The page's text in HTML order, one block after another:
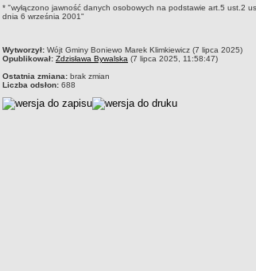
* "wyłączono jawność danych osobowych na podstawie art.5 ust.2
dnia 6 września 2001"
metryczka
Wytworzył: Wójt Gminy Boniewo Marek Klimkiewicz (7 lipca 2025)
Opublikował: Zdzisława Bywalska (7 lipca 2025, 11:58:47)
Ostatnia zmiana: brak zmian
Liczba odsłon: 688